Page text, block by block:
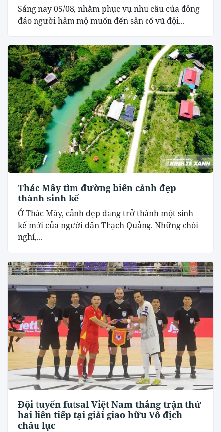
Sáng nay 05/08, nhằm phục vụ nhu cầu của đông
đảo người hâm mộ muốn đến sân cổ vũ đội...
Thác Mây tìm đường biến cảnh đẹp
thành sinh kế
Ở Thác Mây, cảnh đẹp đang trở thành một sinh
kế mới của người dân Thạch Quảng. Những chòi
nghỉ,...
Đội tuyển futsal Việt Nam thắng trận thứ
hai liên tiếp tại giải giao hữu Vô địch
châu lục